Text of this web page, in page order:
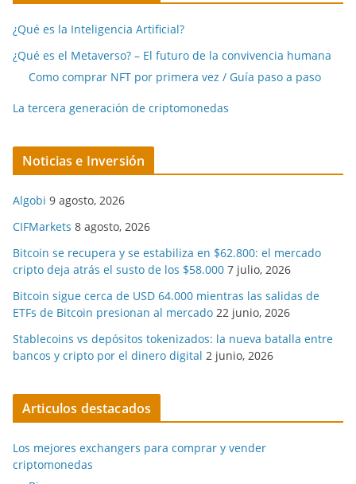
¿Qué es la Inteligencia Artificial?
¿Qué es el Metaverso? – El futuro de la convivencia humana
Como comprar NFT por primera vez / Guía paso a paso
La tercera generación de criptomonedas
Noticias e Inversión
Algobi 9 agosto, 2026
CIFMarkets 8 agosto, 2026
Bitcoin se recupera y se estabiliza en $62.800: el mercado
cripto deja atrás el susto de los $58.000 7 julio, 2026
Bitcoin sigue cerca de USD 64.000 mientras las salidas de
ETFs de Bitcoin presionan al mercado 22 junio, 2026
Stablecoins vs depósitos tokenizados: la nueva batalla entre
bancos y cripto por el dinero digital 2 junio, 2026
Articulos destacados
Los mejores exchangers para comprar y vender
criptomonedas